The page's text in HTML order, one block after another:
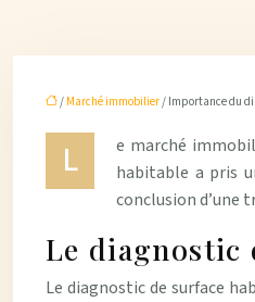
/ Marché immobilier/ Importance du
L
e marché
habitable a pris
conclusion d’une
Le diagnostic
Le diagnostic de surface